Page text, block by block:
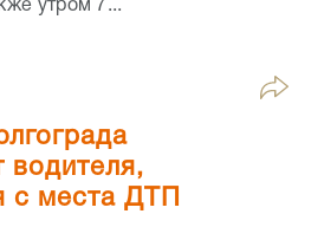
утром 7...
водителя,
с места ДТП